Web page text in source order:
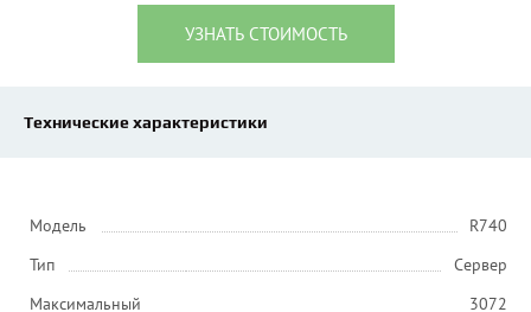
УЗНАТЬ СТОИМОСТЬ
Технические характеристики
Модель
R740
Тип
Сервер
Максимальный
3072